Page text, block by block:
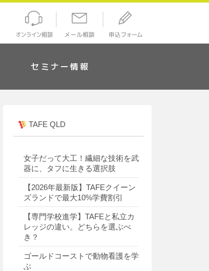
セミナー情報
TAFE QLD
女子だって大工！繊細な技術を武
器に、タフに生きる選択肢
【2026年最新版】TAFEクイーン
ズランドで最大10%学費割引
【専門学校進学】TAFEと私立カ
レッジの違い。どちらを選ぶべ
き？
ゴールドコーストで動物看護を学
ぶ